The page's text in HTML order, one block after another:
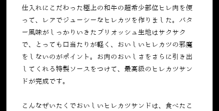
仕入れにこだわった極上の和牛の超希少部位ヒレ肉を使
って、レアでジューシーなヒレカツを作りました。バタ
ー風味がしっかりいきたブリオッシュ生地はサクサク
で、とっても口当たりが軽く、おいしいヒレカツの邪魔
をしないのがポイント。お肉のおいしさをさらに引き出
してくれる特製ソースをつけて、最高級のヒレカツサン
ドが完成です。
こんなぜいたくでおいしいヒレカツサンドは、食べたこ